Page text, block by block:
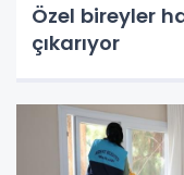
Özel bireyler
çıkarıyor